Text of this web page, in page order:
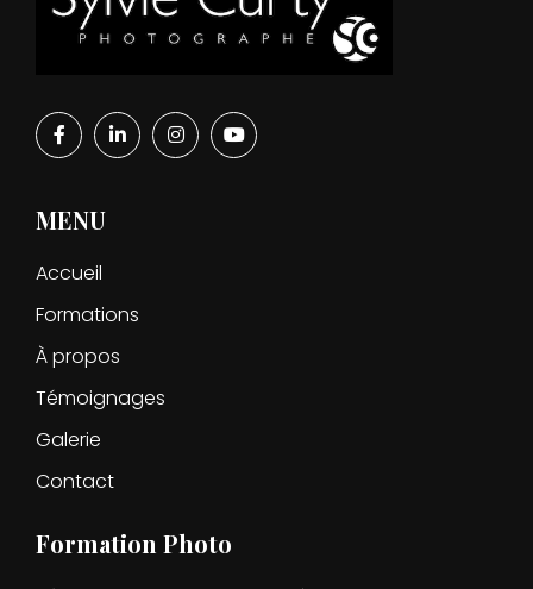
MENU
Accueil
Formations
À propos
Témoignages
Galerie
Contact
Formation Photo